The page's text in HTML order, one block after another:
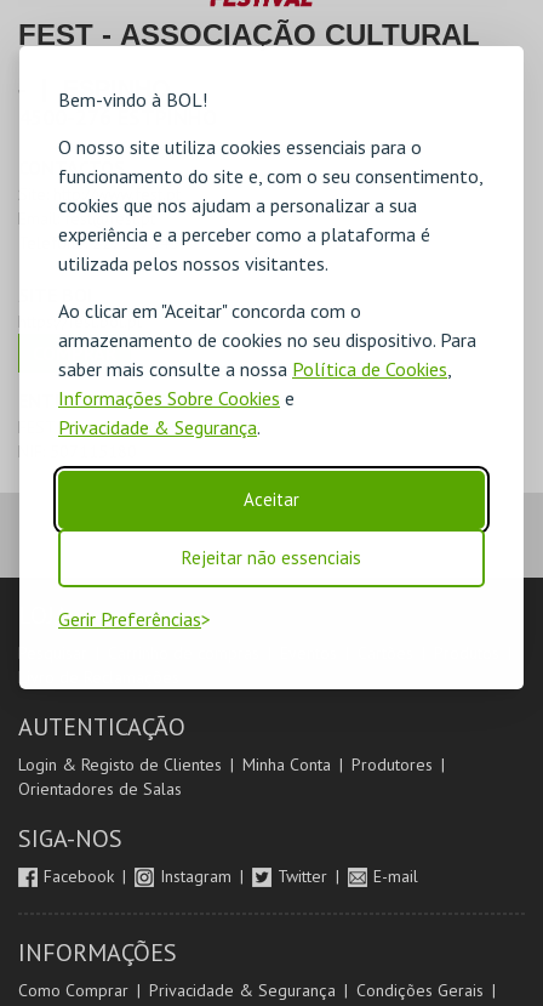
Bem-vindo à BOL!
O nosso site utiliza cookies essenciais para o
funcionamento do site e, com o seu consentimento,
cookies que nos ajudam a personalizar a sua
experiência e a perceber como a plataforma é
utilizada pelos nossos visitantes.
Ao clicar em "Aceitar" concorda com o
armazenamento de cookies no seu dispositivo. Para
saber mais consulte a nossa Política de Cookies
Informações Sobre Cookies e
Privacidade & Segurança.
Aceitar
Rejeitar não essenciais
Gerir Preferências
FEST - ASSOCIAÇÃO CULTURAL
- |ESPINHO
CONTACTOS
Site:
http://www.fest.pt
Email:fest@fest.pt
Telefone:227327545
https://fest.bol.pt
COMPRAR
ENTIDADE RESPONSÁVEL
FEST - Associação Cultural
NIF:
LOJA
Pesquisar
Livro de Reclamações
AUTENTICAÇÃO
Login & Registo de Clientes Minha Conta
Produtores
Orientadores de Salas
SIGA-NOS
Facebook Instagram Twitter E-mail
INFORMAÇÕES
Como Comprar Privacidade & Segurança
Condições Gerais